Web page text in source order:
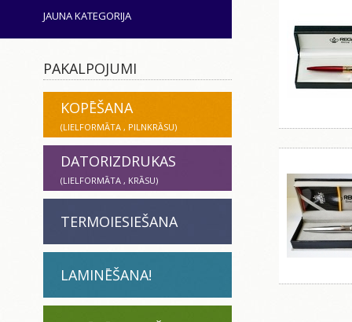
JAUNA KATEGORIJA
PAKALPOJUMI
KOPĒŠANA
(LIELFORMĀTA , PILNKRĀSU)
DATORIZDRUKAS
(LIELFORMĀTA , KRĀSU)
TERMOIESIEŠANA
LAMINĒŠANA!